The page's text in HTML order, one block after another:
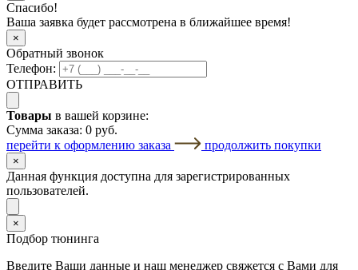
Спасибо!
Ваша заявка будет рассмотрена в ближайшее время!
×
Обратный звонок
Телефон:
ОТПРАВИТЬ
Товары в вашей корзине:
Сумма заказа: 0 руб.
перейти к оформлению заказа
продолжить покупки
×
Данная функция доступна для зарегистрированных
пользователей.
×
Подбор тюнинга
Введите Ваши данные и наш менеджер свяжется с Вами для